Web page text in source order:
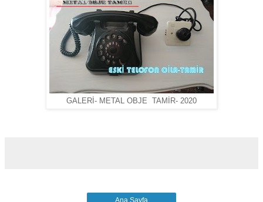
GALERİ- METAL OBJE TAMİR- 2020
Ana Sayfa